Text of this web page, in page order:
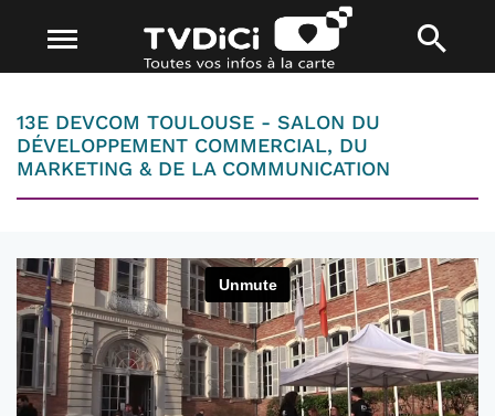
13E DEVCOM TOULOUSE - SALON DU
DÉVELOPPEMENT COMMERCIAL, DU
MARKETING & DE LA COMMUNICATION